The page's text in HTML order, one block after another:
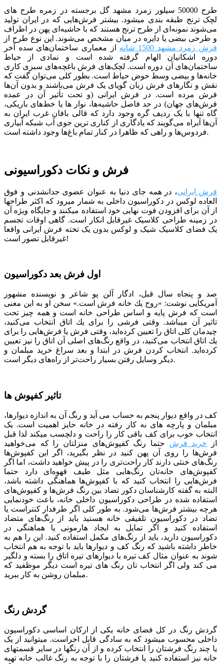
طرح 50000 سیلور زمرد مشهد گل برجسته
در زمره طرح های
لچک ترنج طبقه بندی می­شود. بیشتر فرش‌هایی که در ایران تولید
می‌شوند نمونه‌ای از طرح ترنج هستند که با حاشیه‌ای پهن در اطراف
و طرحی بیضی یا دایره در میان مشخص می‌شوند. این نوع طرح از
فرش زمرد مشهد 1500 شانه
از
معماری ساختمان‌های سده آخر
دوره اشکانیان الهام گرفته شده است و نمادی از حیاط
ساختمان‌های آن دوره است. لچک‌های فرش باغچه‌های سبزی کاری
خانه‌ها و بیضی وسط حوض حیاط است. بطور کلی می‌توان گفت که
نقش و نگارهای فرش زبان گویای یک فرش می‌باشند و بدون آن‌ها
فرش مرده است. در فرش ایرانی (و تحت تأثیر آن در عمده
فرش‌های جهان) در حد فاصل حاشیه‌ها، نوار ها یا خط‌های باریکی،
‌گاه تنها با یک ردیف گره وجود دارد که قالی بافان غرب ایران به
آن‌ها آبراه می‌گویند که یادگاری از کناری ترین جوی آب شبکه‌ آبیاری
فردوس‌ها و راهی که ظاهرا در کنار تمام باغ‌ها وجود داشته است.
فرش و نکات دکوراسیونی
فرش ایرانی، در همه جای دنیا به عنوان عضوی جدانشدنی و فوق
العاده لوکس در دکوراسیون داخلی به شمار میرود که اکثر طراح­ها
از آن برای افزودن فوت نهایی خود استفاده می­کنند و جایگاه ویژه آن
در زمینه طراحی کلاسیک غیرقابل انکار است. گاهی اوقات تجسم
یک فضای کلاسیک شیک و لوکس بدون یک تخته فرش ایرانی واقعا
غیرقابل تصور است!
اول فرش بعد دکوراسیون
صد و پنجاه سال قبل، ادگار آلن پو شاعر و نویسنده مشهور
آمریکایی نوشت: «روح یك خانه فرش است.» سخن او به این معنی
است كه فرش پایه و اساس طراحی خانه است و همه چیز تحت
تاثیر آن می­باشد. وقتی فرشی را برای یك اتاق انتخاب می‌كنید،
چیدمان كلی اتاق را تعیین كرده‌اید، وقتی فرش یا فرش‌هایی را برای
یك اتاق انتخاب می‌كنید، در واقع رنگ‌های اصلی آن اتاق را نیز تعیین
كرده‌اید. انتخاب کردن فرش در ابتدا و بعد سراغ خرید مبلمان و
دیگر وسایل رفتن بسیار راحت‌تر از راه‌های دیگر است.
تاثیر کفپوش ها
کف در واقع دیوار پنجم به حساب می­ آید و رنگ آن به اندازه دیوارها،
مبلمان و پارچه ­های به کار رفته در خانه حایز اهمیت است. یک
انتخاب خوب برای کف باقی کار را راحت و دلچسب می­کند لذا قبل
از خرید فرش حتما رنگ کفپوش‌های منزلتان را که می‌خواهید
فرش‌ها را روی آن پهن کنید در نظر بگیرید، اگر این کفپوش‌ها
رنگ‌های خنثی دارند کار راحت‌تری را در پیش خواهید داشت، اما اگر
کفپوش‌های خانه‌تان رنگ‌هایی مثل طیف قهوه‌ای دارد حتما
فرش‌هایی را انتخاب کنید که با کفپوش‌ها هماهنگی داشته باشد،
البته به گفته کارشناسان دکور تضاد بین رنگ فرش‌ها و کفپوش‌های
استفاده شده در طراحی دکوراسیون داخلی خانه، باعث خودنمایی
هرچه بیشتر فرش‌ها می‌شود. به طور کلی اگر طرفدار کنتراست یا
تضاد در دکوراسیون تلفیقی خانه هستید باید از رنگ‌های متضاد
استفاده کنید و اگر تمایل به ایجاد هارمونی یا هماهنگی در
دکوراسیون دارید، باید از رنگ‌های مکمل استفاده کنید. این را هم به
خاطر داشته باشید که رنگ کف و دیوارها باید با توجه به هم انتخاب
شوند به عنوان مثال کف تیره با دیوارهای تیره اتاق را بسته و دلگیر
می کند ولی اگر انتخاب تان رنگ های تیره است دیگر موظفید که
مبلمان روشن به کار ببرید.
گردش رنگ
گردش رنگ در کل فضای خانه یکی از ارکان اساسی دکوراسیون
داخلی محسوب می­شود که به سادگی قابل اجراست. می­توانید از یک
یا چند رنگ فرش­تان را انتخاب کرده و از آن رنگ­ها در سایر قسمت­های
خانه نیز استفاده کنید یا فرشتان را با توجه به رنگ غالب خانه تهیه